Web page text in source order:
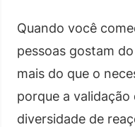
Quando você
pessoas gostam
mais do que o
porque a
diversidade de